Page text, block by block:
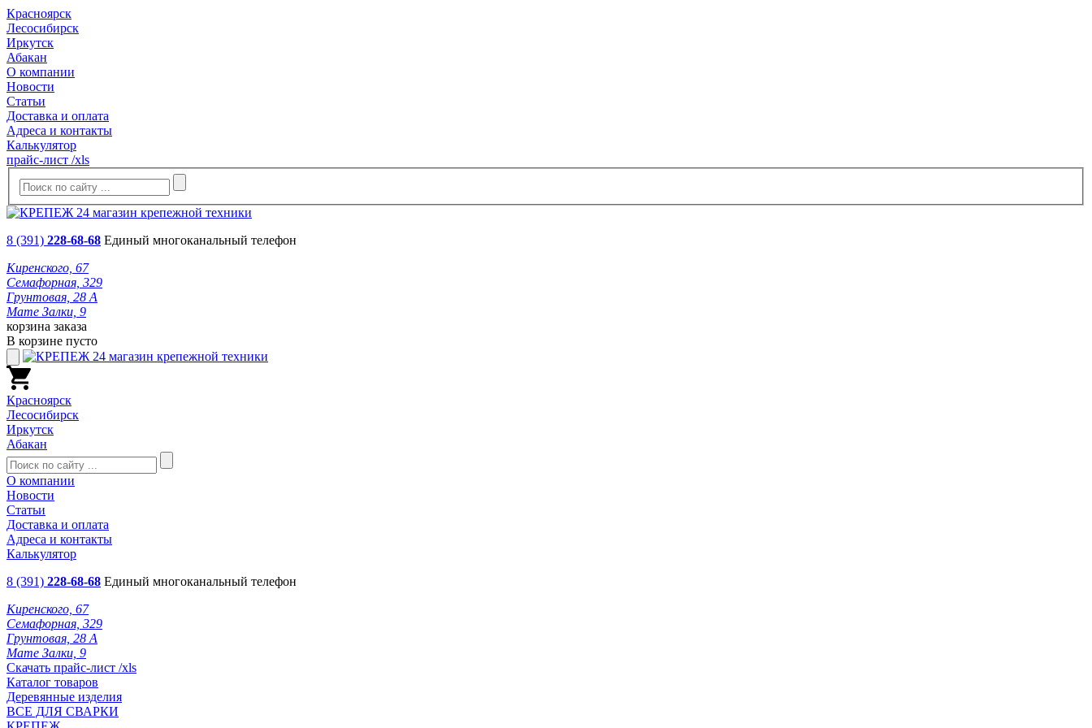
Красноярск
Лесосибирск
Иркутск
Абакан
О компании
Новости
Статьи
Доставка и оплата
Адреса и контакты
Калькулятор
прайс-лист /xls
8 (391) 228-68-68 Единый многоканальный телефон
Киренского, 67
Семафорная, 329
Грунтовая, 28 А
Мате Залки, 9
корзина заказа
В корзине пусто
Красноярск
Лесосибирск
Иркутск
Абакан
О компании
Новости
Статьи
Доставка и оплата
Адреса и контакты
Калькулятор
8 (391) 228-68-68 Единый многоканальный телефон
Киренского, 67
Семафорная, 329
Грунтовая, 28 А
Мате Залки, 9
Скачать прайс-лист /xls
Каталог товаров
Деревянные изделия
ВСЕ ДЛЯ СВАРКИ